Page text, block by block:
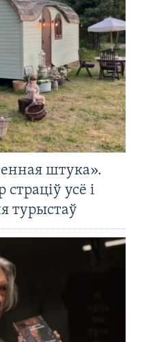
штука».
страціў усё і
турыстаў